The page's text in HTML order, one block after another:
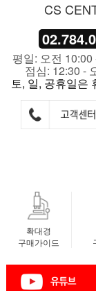
CS
평일: 오전 10:00
점심: 12:30 -
토, 일, 공휴일은
확대경
구매가이드